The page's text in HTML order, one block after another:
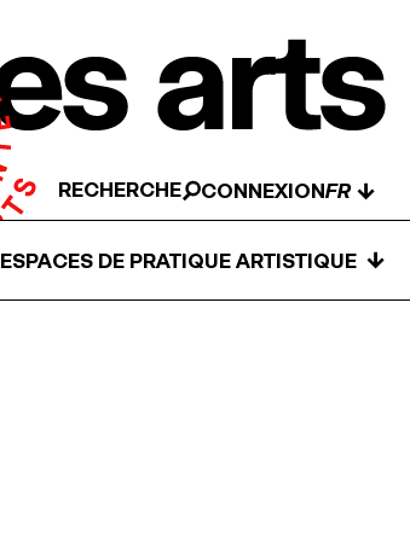
RECHERCHE CONNEXION ↓
ESPACES DE PRATIQUE ARTISTIQUE ↓